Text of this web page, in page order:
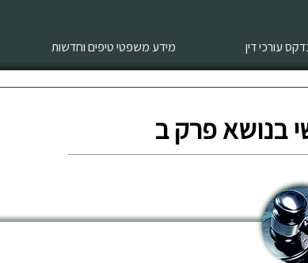
עורכי דין מידע משפטי טיפים וחדשות
בנושא פרק ב